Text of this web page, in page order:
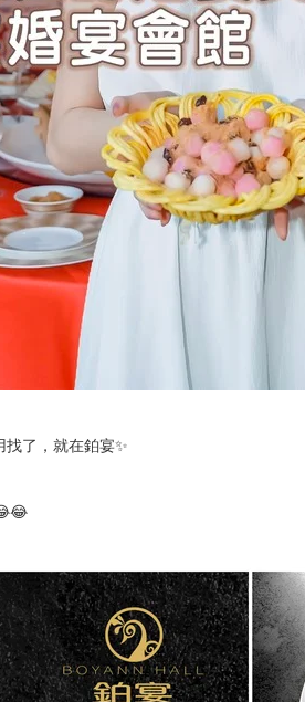
了，就在鉑宴✨